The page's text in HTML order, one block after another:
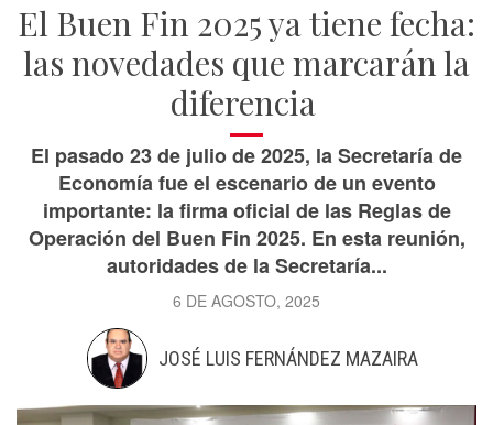
El Buen Fin 2025 ya tiene fecha:
las novedades que marcarán la
diferencia
El pasado 23 de julio de 2025, la Secretaría de
Economía fue el escenario de un evento
importante: la firma oficial de las Reglas de
Operación del Buen Fin 2025. En esta reunión,
autoridades de la Secretaría...
6 DE AGOSTO, 2025
JOSÉ LUIS FERNÁNDEZ MAZAIRA